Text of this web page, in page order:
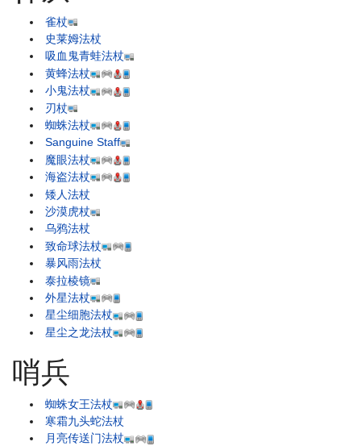
雀杖
史莱姆法杖
吸血鬼青蛙法杖
黄蜂法杖
小鬼法杖
刃杖
蜘蛛法杖
Sanguine Staff
魔眼法杖
海盗法杖
矮人法杖
沙漠虎杖
乌鸦法杖
致命球法杖
暴风雨法杖
泰拉棱镜
外星法杖
星尘细胞法杖
星尘之龙法杖
哨兵
蜘蛛女王法杖
寒霜九头蛇法杖
月亮传送门法杖